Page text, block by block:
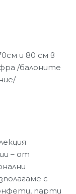
и 80 см в
/балоните
– от
с
парти